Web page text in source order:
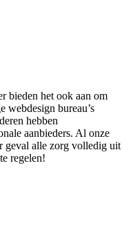
bieden het ook aan om
webdesign bureau’s
hebben
aanbieders. Al onze
geval alle zorg volledig uit
regelen!